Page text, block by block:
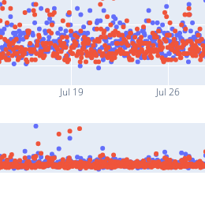
Jul 19 Jul 26